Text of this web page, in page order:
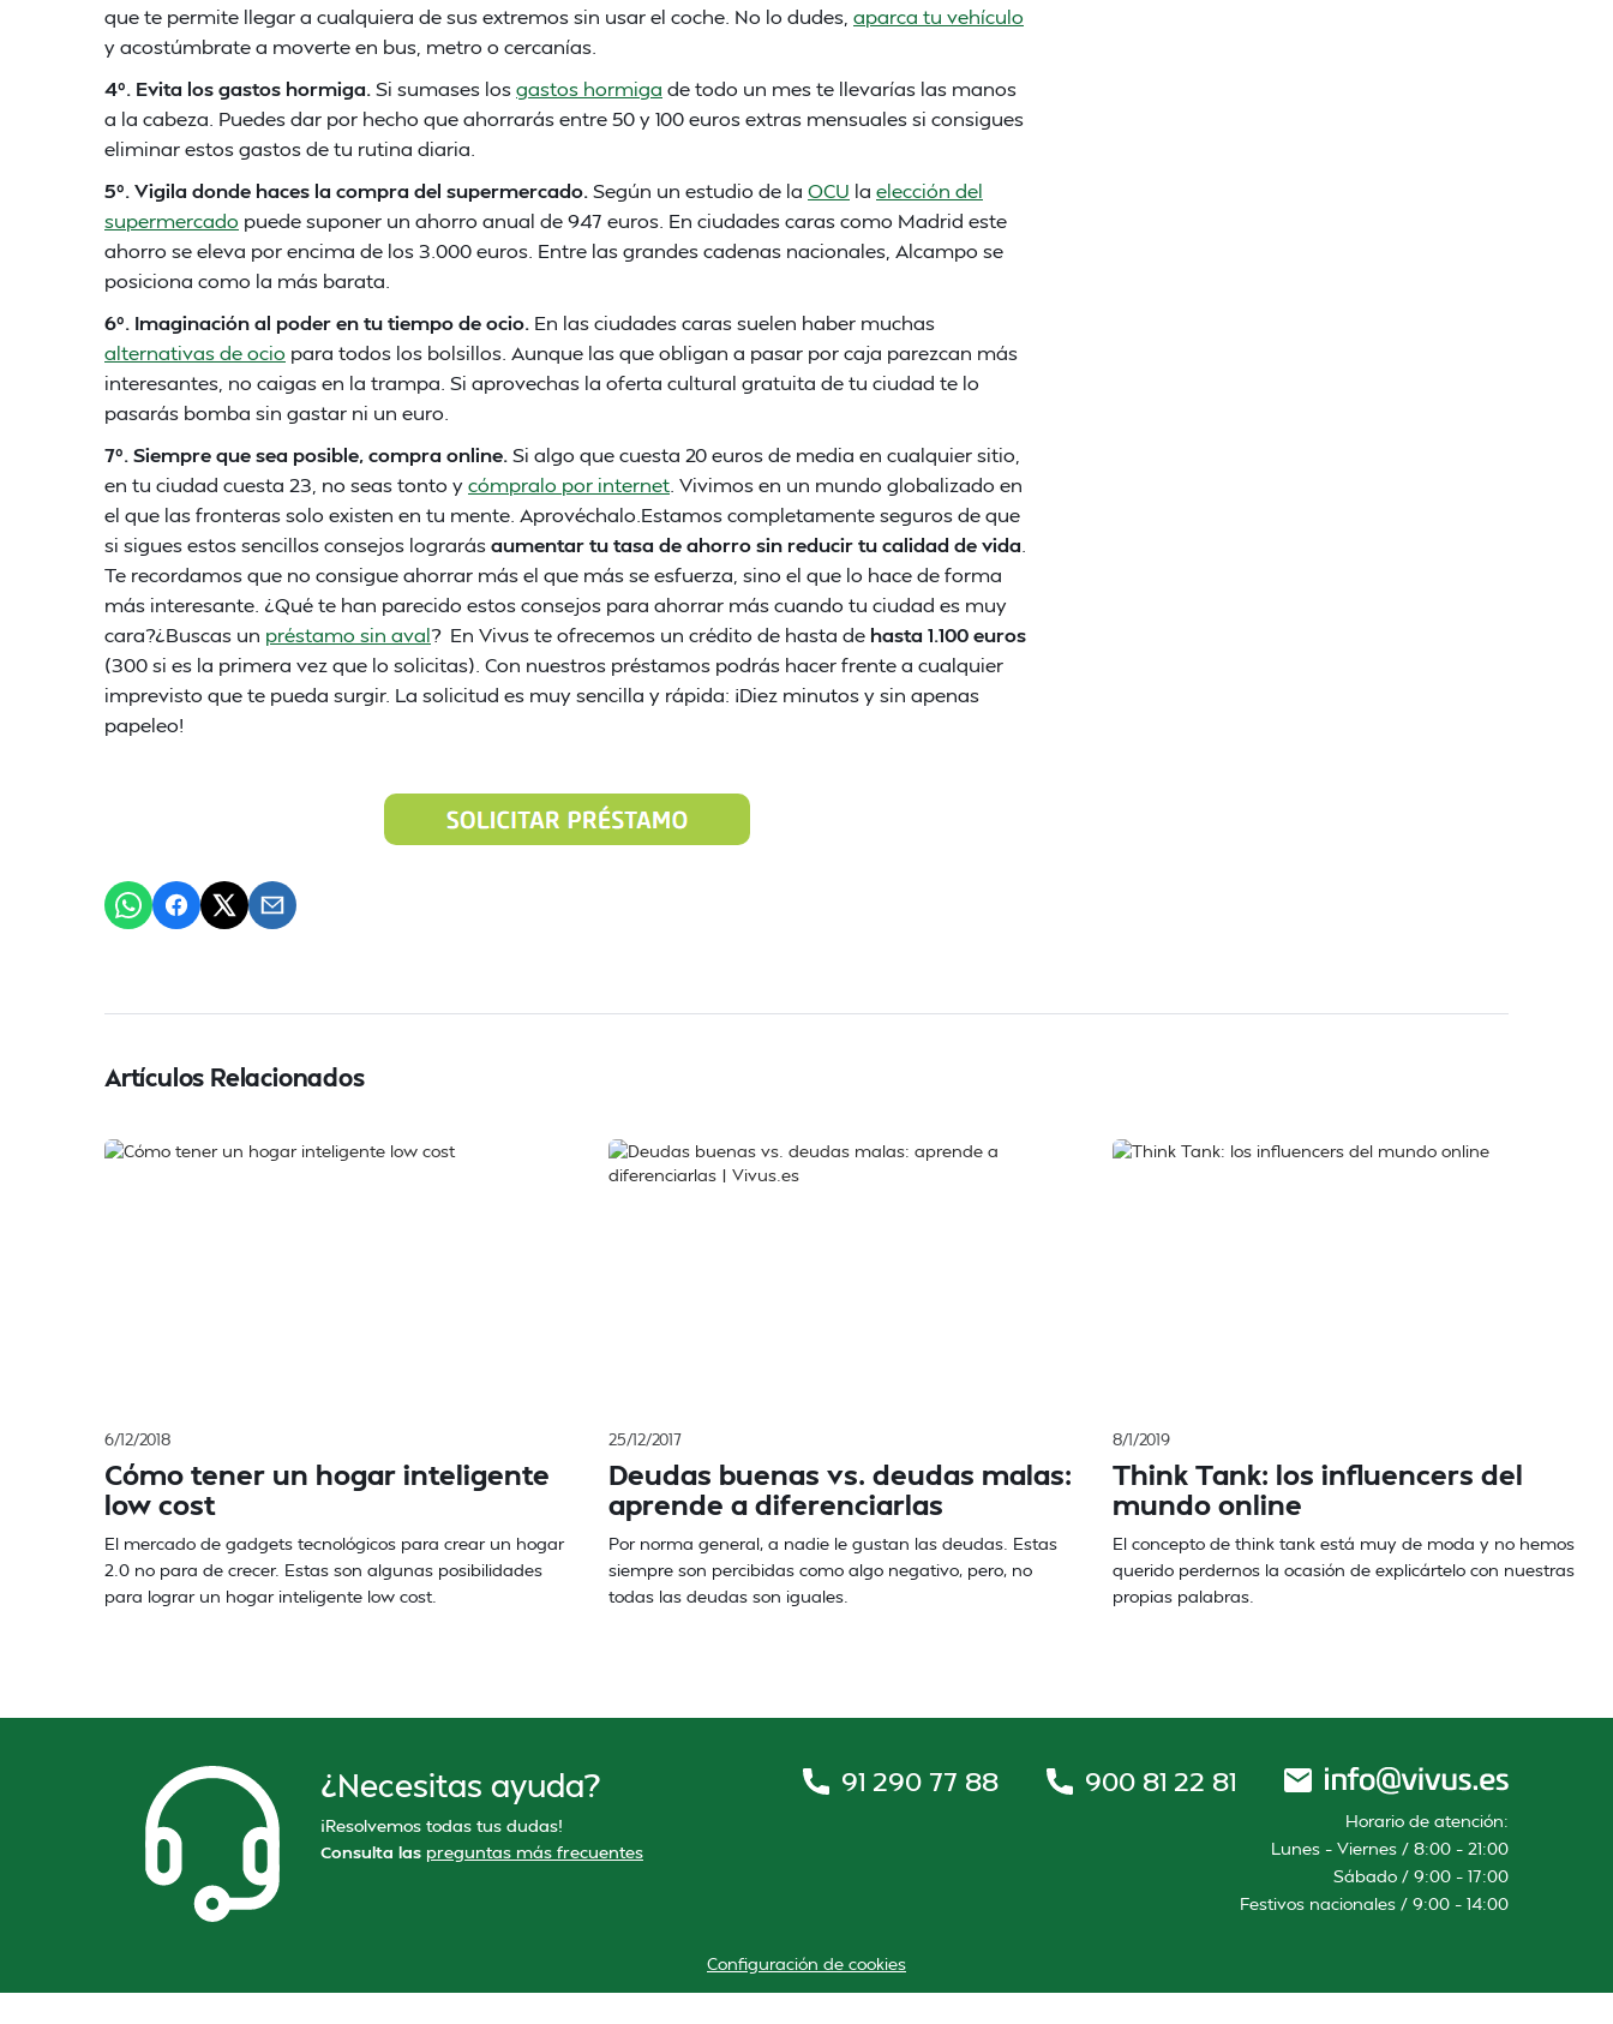
que te permite llegar a cualquiera de sus extremos sin usar el coche. No lo dudes, aparca tu vehículo
y acostúmbrate a moverte en bus, metro o cercanías.
4º. Evita los gastos hormiga. Si sumases losgastos hormiga de todo un mes te llevarías las manos
a la cabeza. Puedes dar por hecho que ahorrarás entre 50 y 100 euros extras mensuales si consigues
eliminar estos gastos de tu rutina diaria.
5º. Vigila donde haces la compra del supermercado. Según un estudio de la OCU la elección del
supermercado puede suponer un ahorro anual de 947 euros. En ciudades caras como Madrid este
ahorro se eleva por encima de los 3.000 euros. Entre las grandes cadenas nacionales, Alcampo se
posiciona como la más barata.
6º. Imaginación al poder en tu tiempo de ocio. En las ciudades caras suelen haber muchas
alternativas de ocio para todos los bolsillos. Aunque las que obligan a pasar por caja parezcan más
interesantes, no caigas en la trampa. Si aprovechas la oferta cultural gratuita de tu ciudad te lo
pasarás bomba sin gastar ni un euro.
7º. Siempre que sea posible, compra online. Si algo que cuesta 20 euros de media en cualquier sitio,
en tu ciudad cuesta 23, no seas tonto ycómpralo por internet . Vivimos en un mundo globalizado en
el que las fronteras solo existen en tu mente. Aprovéchalo.Estamos completamente seguros de que
si sigues estos sencillos consejos lograrásaumentar tu tasa de ahorro sin reducir tu calidad de vida
Te recordamos que no consigue ahorrar más el que más se esfuerza, sino el que lo hace de forma
más interesante. ¿Qué te han parecido estos consejos para ahorrar más cuando tu ciudad es muy
cara?¿Buscas un préstamo sin aval? En Vivus te ofrecemos un crédito de hasta de hasta 1.100 euros
(300 si es la primera vez que lo solicitas). Con nuestros préstamos podrás hacer frente a cualquier
imprevisto que te pueda surgir. La solicitud es muy sencilla y rápida: ¡Diez minutos y sin apenas
papeleo!
Artículos Relacionados
6/12/2018
Cómo tener un hogar inteligente
low cost
El mercado de gadgets tecnológicos para crear un hogar
2.0 no para de crecer. Estas son algunas posibilidades
para lograr un hogar inteligente low cost.
25/12/2017
Deudas buenas vs. deudas malas:
aprende a diferenciarlas
Por norma general, a nadie le gustan las deudas. Estas
siempre son percibidas como algo negativo, pero, no
todas las deudas son iguales.
8/1/2019
Think Tank: los influencers del
mundo online
El concepto de think tank está muy de moda y no hemos
querido perdernos la ocasión de explicártelo con nuestras
propias palabras.
¿Necesitas ayuda?
¡Resolvemos todas tus dudas!
Consulta las preguntas más frecuentes
91 290 77 88 900 81 22 81
Horario de atención:
Lunes – Viernes / 8:00 – 21:00
Sábado / 9:00 – 17:00
Festivos nacionales / 9:00 – 14:00
Configuración de cookies